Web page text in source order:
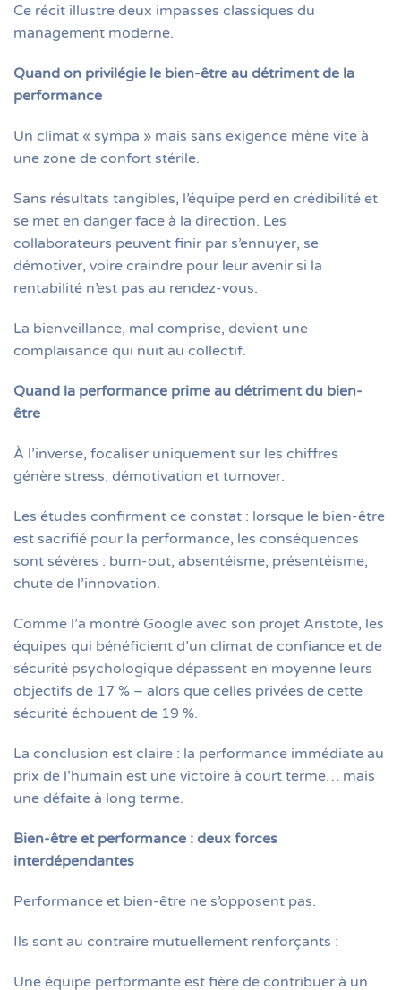
Ce récit illustre deux impasses classiques du
management moderne.
Quand on privilégie le bien-être au détriment de la
performance
Un climat « sympa » mais sans exigence mène vite à
une zone de confort stérile.
Sans résultats tangibles, l’équipe perd en crédibilité et
se met en danger face à la direction. Les
collaborateurs peuvent finir par s’ennuyer, se
démotiver, voire craindre pour leur avenir si la
rentabilité n’est pas au rendez-vous.
La bienveillance, mal comprise, devient une
complaisance qui nuit au collectif.
Quand la performance prime au détriment du bien-
être
À l’inverse, focaliser uniquement sur les chiffres
génère stress, démotivation et turnover.
Les études confirment ce constat : lorsque le bien-être
est sacrifié pour la performance, les conséquences
sont sévères : burn-out, absentéisme, présentéisme,
chute de l’innovation.
Comme l’a montré Google avec son projet Aristote, les
équipes qui bénéficient d’un climat de confiance et de
sécurité psychologique dépassent en moyenne leurs
objectifs de 17 % – alors que celles privées de cette
sécurité échouent de 19 %.
La conclusion est claire : la performance immédiate au
prix de l’humain est une victoire à court terme… mais
une défaite à long terme.
Bien-être et performance : deux forces
interdépendantes
Performance et bien-être ne s’opposent pas.
Ils sont au contraire mutuellement renforçants :
Une équipe performante est fière de contribuer à un